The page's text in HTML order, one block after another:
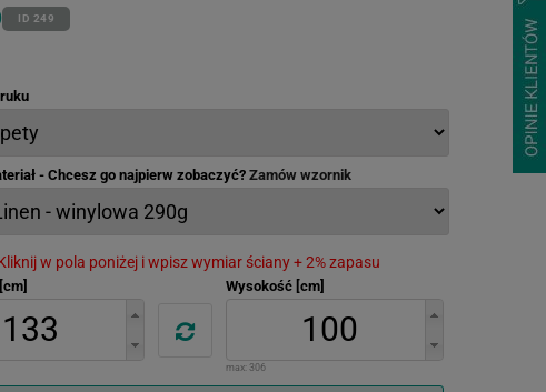
ID 249
- Chcesz go najpierw zobaczyć?Zamów wzornik
w pola poniżej i wpisz wymiar ściany + 2% zapasu
Wysokość [cm]
max: 306